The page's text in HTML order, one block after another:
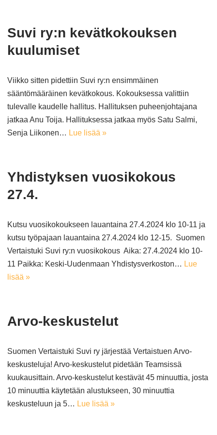
Suvi ry:n kevätkokouksen
kuulumiset
Viikko sitten pidettiin Suvi ry:n ensimmäinen
sääntömääräinen kevätkokous. Kokouksessa valittiin
tulevalle kaudelle hallitus. Hallituksen puheenjohtajana
jatkaa Anu Toija. Hallituksessa jatkaa myös Satu Salmi,
Senja Liikonen… Lue lisää »
Yhdistyksen vuosikokous
27.4.
Kutsu vuosikokoukseen lauantaina 27.4.2024 klo 10-11 ja
kutsu työpajaan lauantaina 27.4.2024 klo 12-15. Suomen
Vertaistuki Suvi ry:n vuosikokous Aika: 27.4.2024 klo 10-
11 Paikka: Keski-Uudenmaan Yhdistysverkoston… Lue
lisää »
Arvo-keskustelut
Suomen Vertaistuki Suvi ry järjestää Vertaistuen Arvo-
keskusteluja! Arvo-keskustelut pidetään Teamsissä
kuukausittain. Arvo-keskustelut kestävät 45 minuuttia, josta
10 minuuttia käytetään alustukseen, 30 minuuttia
keskusteluun ja 5… Lue lisää »